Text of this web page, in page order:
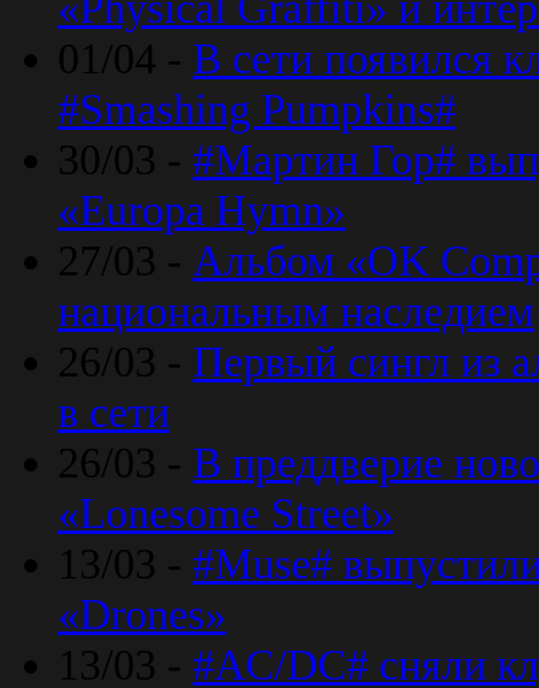
01/04 - В сети появился
#Smashing Pumpkins#
30/03 - #Мартин Гор#
«Europa Hymn»
27/03 - Альбом «OK
национальным наследием
26/03 - Первый сингл из
в сети
26/03 - В преддверие
«Lonesome Street»
13/03 - #Muse#
«Drones»
13/03 - #AC/DC# сняли